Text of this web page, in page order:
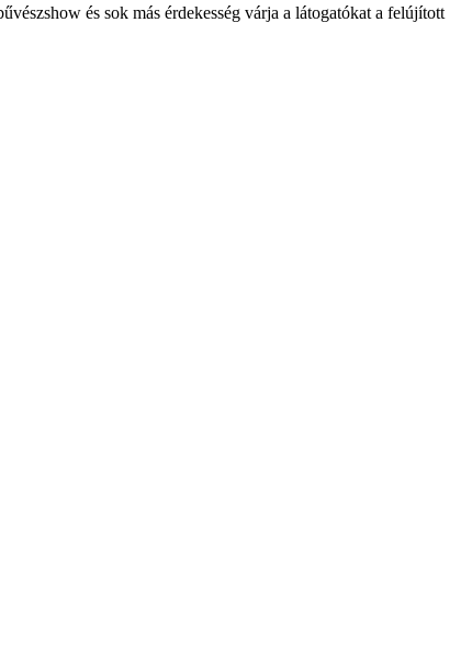
és sok más érdekesség várja a látogatókat a felújított